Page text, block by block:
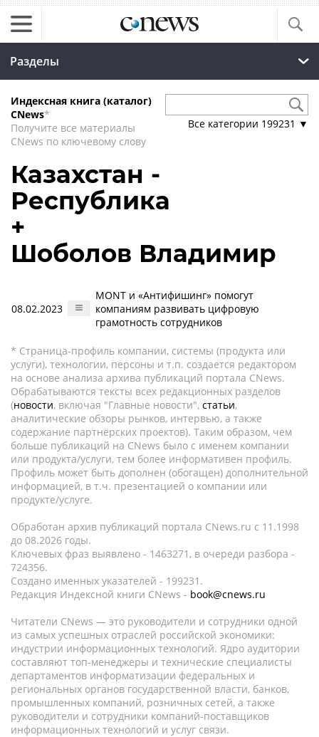
Разделы
Индексная книга (каталог)
CNews*
Получите все материалы
CNews по ключевому слову
Все категории 199231 ▼
Казахстан -
Республика
+
Шоболов Владимир
08.02.2023
MONT и «Антифишинг» помогут
компаниям развивать цифровую
грамотность сотрудников
* Страница-профиль компании, системы (продукта или
услуги), технологии, персоны и т.п. создается редактором
на основе анализа архива публикаций портала CNews.
Обрабатываются тексты всех редакционных разделов
(новости, включая "Главные новости", статьи,
аналитические обзоры рынков, интервью, а также
содержание партнёрских проектов). Таким образом, чем
больше публикаций на CNews было с именем компании
или продукта/услуги, тем более информативен профиль.
Профиль может быть дополнен (обогащен) дополнительной
информацией, в т.ч. презентацией о компании или
продукте/услуге.
Обработан архив публикаций портала CNews.ru c 11.1998
до 08.2026 годы.
Ключевых фраз выявлено - 1463271, в очереди разбора -
724356.
Создано именных указателей - 199231.
Редакция Индексной книги CNews - book@cnews.ru
Читатели CNews — это руководители и сотрудники одной
из самых успешных отраслей российской экономики:
индустрии информационных технологий. Ядро аудитории
составляют топ-менеджеры и технические специалисты
департаментов информатизации федеральных и
региональных органов государственной власти, банков,
промышленных компаний, розничных сетей, а также
руководители и сотрудники компаний-поставщиков
информационных технологий и услуг связи.